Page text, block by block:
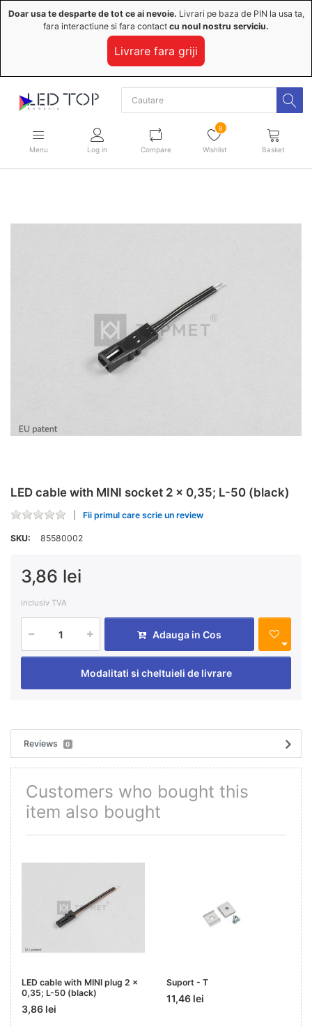
Doar usa te desparte de tot ce ai nevoie. Livrari pe baza de PIN la usa ta,
fara interactiune si fara contact cu noul nostru serviciu.
Livrare fara griji
Menu Log in Compare
8
Wishlist Basket
LED cable with MINI socket 2 x 0,35; L-50 (black)
Fii primul care scrie un review
SKU: 85580002
3,86 lei
inclusiv TVA
Adauga in Cos
Modalitati si cheltuieli de livrare
Reviews 0
Customers who bought this
item also bought
LED cable with MINI plug 2 x
0,35; L-50 (black)
3,86 lei
Suport - T
11,46 lei